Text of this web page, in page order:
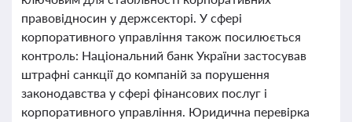
правовідносин у держсекторі. У сфері
корпоративного управління також посилюється
контроль: Національний банк України застосував
штрафні санкції до компаній за порушення
законодавства у сфері фінансових послуг і
корпоративного управління. Юридична перевірка